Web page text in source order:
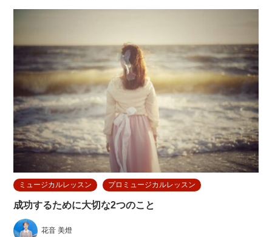
ミュージカルレッスン プロミュージカルレッスン
成功するために大切な2つのこと
花音 美燈